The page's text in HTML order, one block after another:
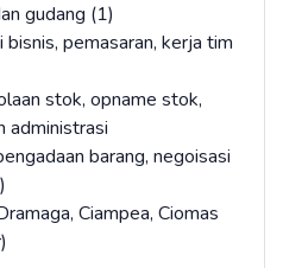
gudang (1)
pemasaran, kerja tim
stok, opname stok,
administrasi
barang, negoisasi
Ciampea, Ciomas